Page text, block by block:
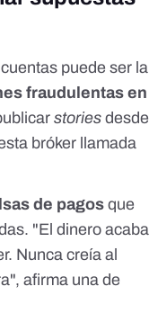
puede ser la
fraudulentas en
storiesdesde
bróker llamada
de pagos que
"El dinero acaba
Nunca creía al
afirma una de